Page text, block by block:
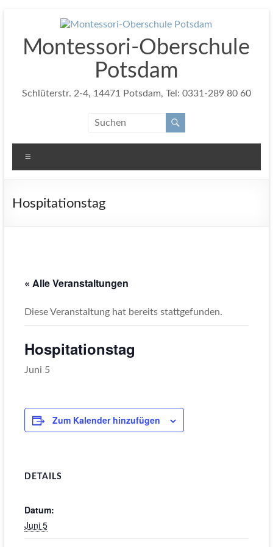
springenMontessori-Oberschule
Potsdam
Schlüterstr. 2-4, 14471 Potsdam, Tel: 0331-289 80 60
Hospitationstag
« Alle Veranstaltungen
Diese Veranstaltung hat bereits stattgefunden.
Hospitationstag
Juni 5
Zum Kalender hinzufügen
DETAILS
Datum:
Juni 5